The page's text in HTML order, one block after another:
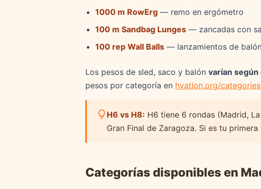
1000 m RowErg — remo en ergómetro
100 m Sandbag Lunges — zancadas con
100 rep Wall Balls — lanzamientos de
Los pesos de sled, saco y balón varían
pesos por categoría en hyatlon.org/categories
H6 vs H8: H6 tiene 6 rondas (Madrid,
Gran Final de Zaragoza. Si es tu
Categorías disponibles en